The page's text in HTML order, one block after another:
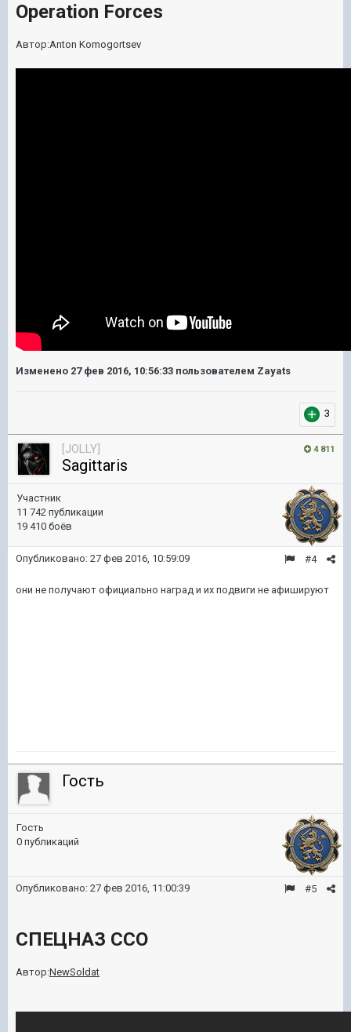
Operation Forces
Автор:Anton Komogortsev
Изменено 27 фев 2016, 10:56:33 пользователем Zayats
3
4 811
[JOLLY]
Sagittaris
Участник
11 742 публикации
19 410 боёв
#4
Опубликовано: 27 фев 2016, 10:59:09
они не получают официально наград и их подвиги не афишируют
Гость
Гость
0 публикаций
#5
Опубликовано: 27 фев 2016, 11:00:39
СПЕЦНАЗ ССО
Автор:NewSoldat